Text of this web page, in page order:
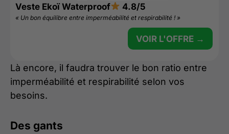
Veste Ekoï Waterproof 4.8/5
« Un bon équilibre entre imperméabilité et respirabilité ! »
VOIR L'OFFRE →
Là encore, il faudra trouver le bon ratio entre
imperméabilité et respirabilité selon vos
besoins.
Des gants